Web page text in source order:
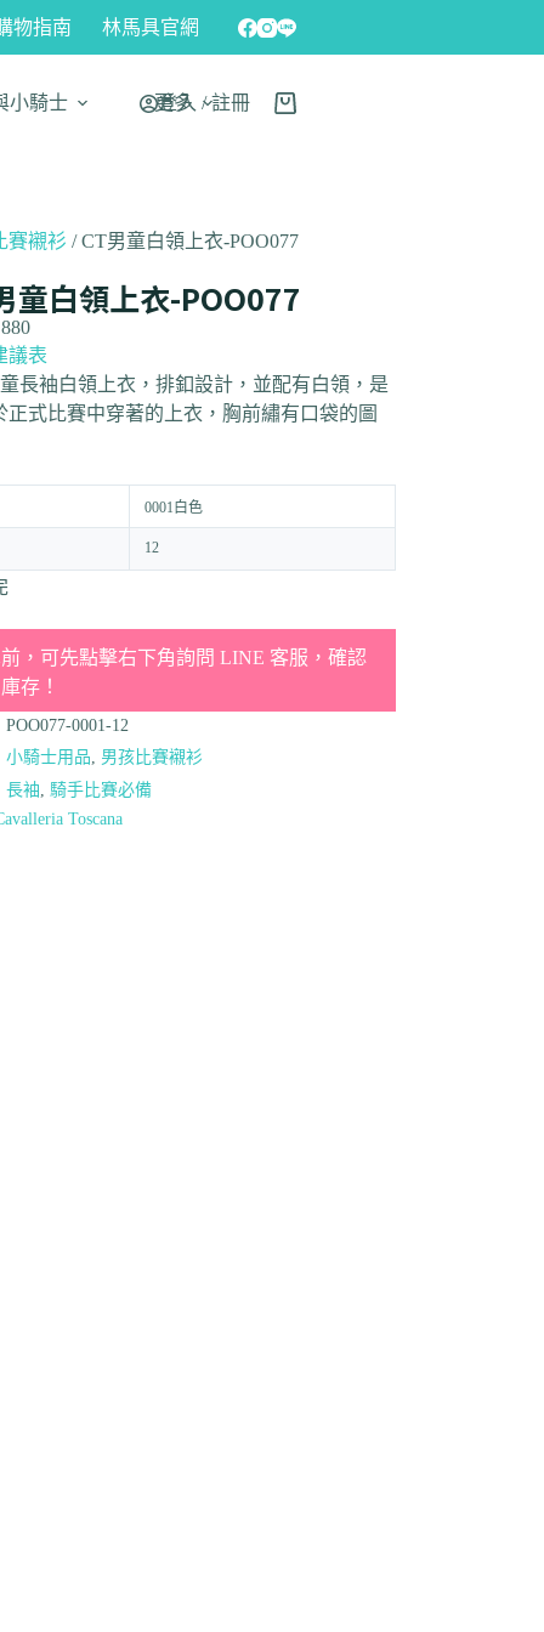
物指南 林馬具官網
小騎士 更多
登入 / 註冊
賽襯衫 / CT男童白領上衣-POO077
童白領上衣-POO077
議表
長袖白領上衣，排釦設計，並配有白領，是
正式比賽中穿著的上衣，胸前繡有口袋的圖
0001白色
12
，可先點擊右下角詢問 LINE 客服，確認
存！
POO077-0001-12
小騎士用品, 男孩比賽襯衫
長袖, 騎手比賽必備
Toscana